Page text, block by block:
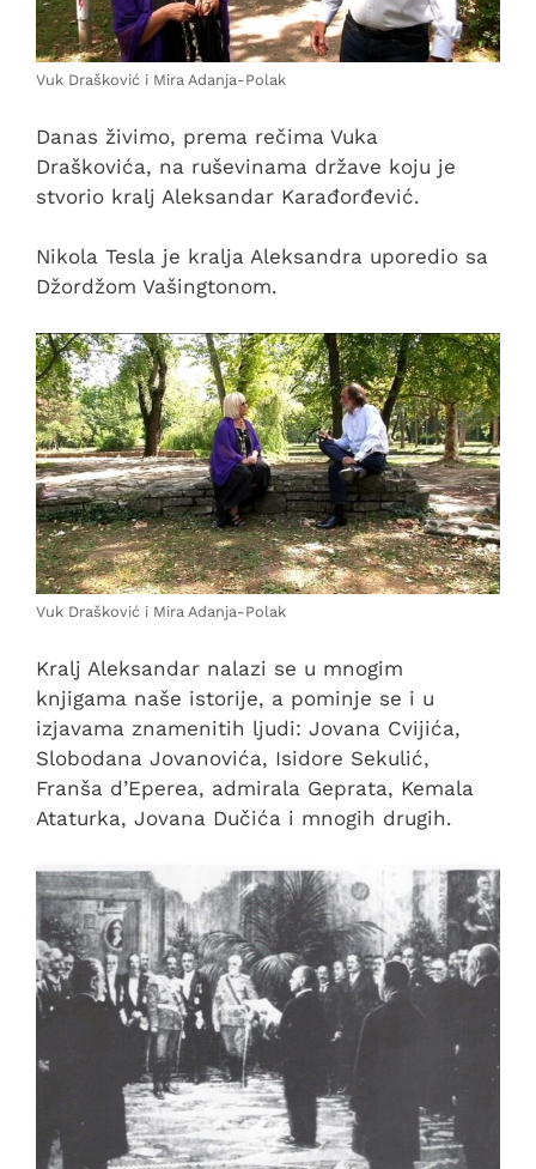
Vuk Drašković i Mira Adanja-Polak
Danas živimo, prema rečima Vuka
Draškovića, na ruševinama države koju je
stvorio kralj Aleksandar Karađorđević.
Nikola Tesla je kralja Aleksandra uporedio sa
Džordžom Vašingtonom.
Vuk Drašković i Mira Adanja-Polak
Kralj Aleksandar nalazi se u mnogim
knjigama naše istorije, a pominje se i u
izjavama znamenitih ljudi: Jovana Cvijića,
Slobodana Jovanovića, Isidore Sekulić,
Franša d’Eperea, admirala Geprata, Kemala
Ataturka, Jovana Dučića i mnogih drugih.